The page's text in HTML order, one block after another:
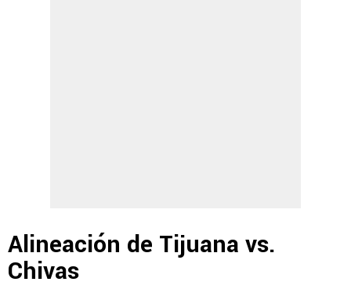
Alineación de Tijuana vs.
Chivas